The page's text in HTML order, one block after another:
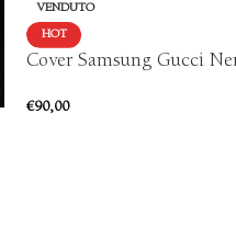
VENDUTO
HOT
Cover Samsung Gucci
€90,00